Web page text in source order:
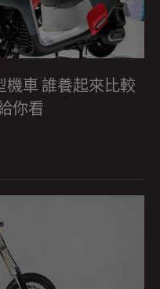
機車 誰養起來比較
你看